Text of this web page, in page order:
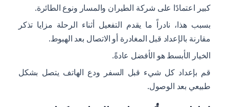
كبير اعتمادًا على شركة الطيران والمسار ونوع الطائرة.
بسبب هذا، نادراً ما يقدم التفعيل أثناء الرحلة مزايا تذكر
مقارنة بالإعداد قبل المغادرة أو الاتصال بعد الهبوط.
الخيار الأبسط هو الأفضل عادةً.
قم بإعداد كل شيء قبل السفر ودع الهاتف يتصل بشكل
طبيعي بعد الوصول.